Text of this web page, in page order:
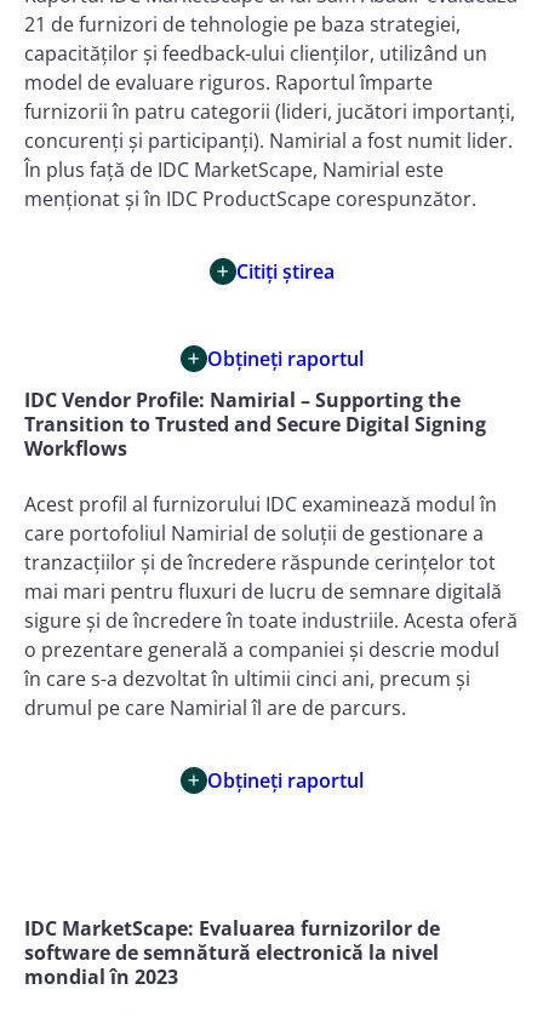
21 de furnizori de tehnologie pe baza strategiei,
capacităților și feedback-ului clienților, utilizând un
model de evaluare riguros. Raportul împarte
furnizorii în patru categorii (lideri, jucători importanți,
concurenți și participanți). Namirial a fost numit lider.
În plus față de IDC MarketScape, Namirial este
menționat și în IDC ProductScape corespunzător.
Citiți știrea
Obțineți raportul
IDC Vendor Profile: Namirial – Supporting the
Transition to Trusted and Secure Digital Signing
Workflows
Acest profil al furnizorului IDC examinează modul în
care portofoliul Namirial de soluții de gestionare a
tranzacțiilor și de încredere răspunde cerințelor tot
mai mari pentru fluxuri de lucru de semnare digitală
sigure și de încredere în toate industriile. Acesta oferă
o prezentare generală a companiei și descrie modul
în care s-a dezvoltat în ultimii cinci ani, precum și
drumul pe care Namirial îl are de parcurs.
Obțineți raportul
IDC MarketScape: Evaluarea furnizorilor de
software de semnătură electronică la nivel
mondial în 2023